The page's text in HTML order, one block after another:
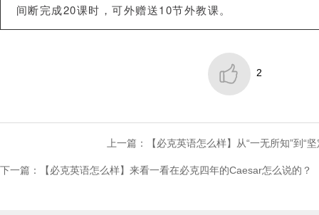
间断完成20课时，可外赠送10节外教课。
 2
上一篇：【必克英语怎么样】从“一无所知”到“
下一篇：【必克英语怎么样】来看一看在必克四年的Caesar怎么说的？